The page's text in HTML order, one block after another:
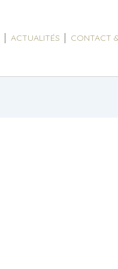
ACTUALITÉS CONTACT